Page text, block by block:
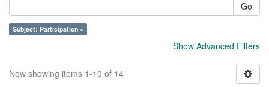
Go
Subject: Participation ×
Show Advanced Filters
Now showing items 1-10 of 14